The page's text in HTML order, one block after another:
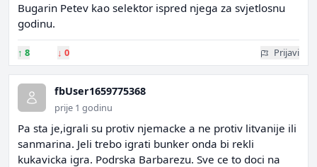
Bugarin Petev kao selektor ispred njega za svjetlosnu
godinu.
↑ 8 ↓ 0 Prijavi
fbUser1659775368
prije 1 godinu
Pa sta je,igrali su protiv njemacke a ne protiv litvanije ili
sanmarina. Jeli trebo igrati bunker onda bi rekli
kukavicka igra. Podrska Barbarezu. Sve ce to doci na